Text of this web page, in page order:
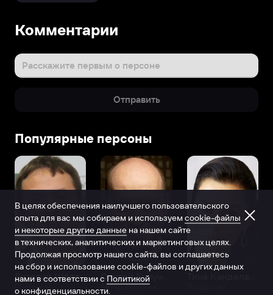
Комментарии
Расскажите первым о персоне
Отправить
Популярные персоны
Виталий Шляппо
Продюсер Актёр дубляжа
В целях обеспечения наилучшего пользовательского
опыта для вас мы собираем и используем cookie-файлы
и некоторые другие данные на нашем сайте
в технических, аналитических и маркетинговых целях.
Продолжая просмотр нашего сайта, вы соглашаетесь
на сбор и использование cookie-файлов и других данных
нами в соответствии с Политикой
о конфиденциальности.